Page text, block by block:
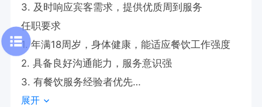
3. 及时响应宾客需求，提供优质周到服务
任职要求
1. 年满18周岁，身体健康，能适应餐饮工作强度
2. 具备良好沟通能力，服务意识强
3. 有餐饮服务经验者优先
工作时间
展开